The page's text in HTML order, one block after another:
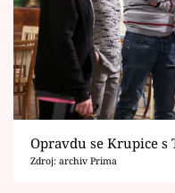
Opravdu se Krupice s
Zdroj: archiv Prima